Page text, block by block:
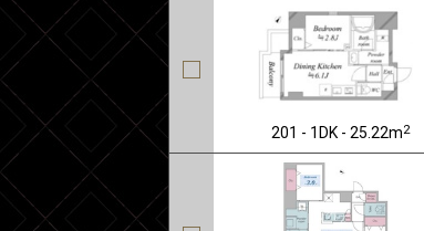
201 - 1DK - 25.22m2